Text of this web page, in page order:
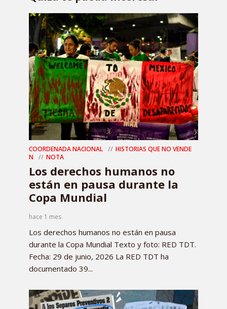
COORDENADA NACIONAL
HISTORIAS QUE NO VENDE
N
NOTA
Los derechos humanos no
están en pausa durante la
Copa Mundial
hace 1 mes
Los derechos humanos no están en pausa
durante la Copa Mundial Texto y foto: RED TDT.
Fecha: 29 de junio, 2026 La RED TDT ha
documentado 39...